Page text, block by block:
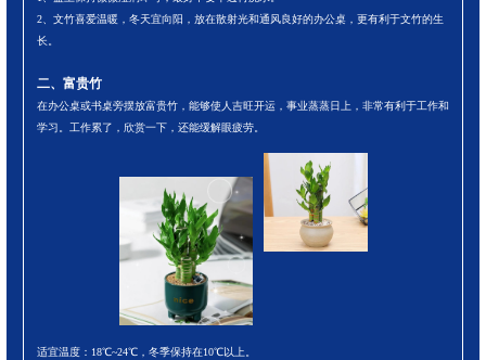
2、文竹喜爱温暖，冬天宜向阳，放在散射光和通风良好的办公桌，更有利于文竹的生
长。
二、富贵竹
在办公桌或书桌旁摆放富贵竹，能够使人吉旺开运，事业蒸蒸日上，非常有利于工作和
学习。工作累了，欣赏一下，还能缓解眼疲劳。
适宜温度：18℃~24℃，冬季保持在10℃以上。